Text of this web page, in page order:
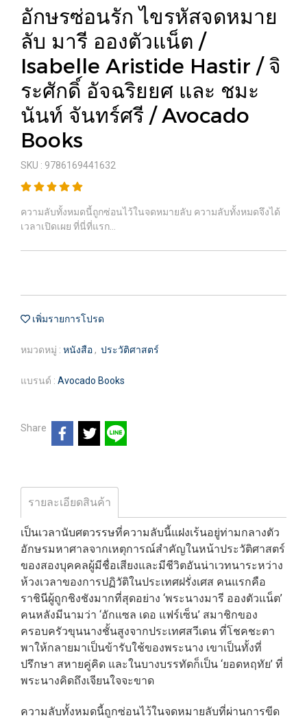
อักษรซ่อนรัก ไขรหัสจดหมาย
ลับ มารี อองตัวแน็ต /
Isabelle Aristide Hastir / จิ
ระศักดิ์ อัจฉริยยศ และ ชมะ
นันท์ จันทร์ศรี / Avocado
Books
SKU : 9786169441632
ความลับทั้งหมดนี้ถูกซ่อนไว้ในจดหมายลับ ความลับทั้งหมดจึงได้
เวลาเปิดเผย ที่นี่ที่แรก…
เพิ่มรายการโปรด
หมวดหมู่ : หนังสือ , ประวัติศาสตร์
แบรนด์ : Avocado Books
Share
รายละเอียดสินค้า
เป็นเวลานับศตวรรษที่ความลับนี้แฝงเร้นอยู่ท่ามกลางตัว
อักษรมหาศาลจากเหตุการณ์สำคัญในหน้าประวัติศาสตร์
ของสองบุคคลผู้มีชื่อเสียงและมีชีวิตอันน่าเวทนาระหว่าง
ห้วงเวลาของการปฏิวัติในประเทศฝรั่งเศส คนแรกคือ
ราชินีผู้ถูกชิงชังมากที่สุดอย่าง ‘พระนางมารี อองตัวแน็ต’
คนหลังมีนามว่า ‘อักแซล เดอ แฟร์เซ็น’ สมาชิกของ
ครอบครัวขุนนางชั้นสูงจากประเทศสวีเดน ที่โชคชะตา
พาให้กลายมาเป็นข้ารับใช้ของพระนาง เขาเป็นทั้งที่
ปรึกษา สหายคู่คิด และในบางบรรทัดก็เป็น ‘ยอดหฤทัย’ ที่
พระนางคิดถึงเจียนใจจะขาด
ความลับทั้งหมดนี้ถูกซ่อนไว้ในจดหมายลับที่ผ่านการขีด